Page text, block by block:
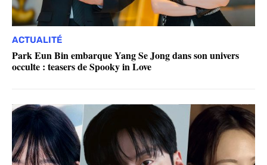
ACTUALITÉ
Park Eun Bin embarque Yang Se Jong dans son univers
occulte : teasers de Spooky in Love